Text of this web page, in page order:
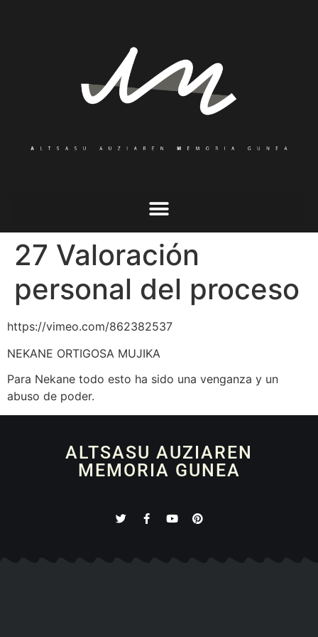
27 Valoración
personal del proceso
https://vimeo.com/862382537
NEKANE ORTIGOSA MUJIKA
Para Nekane todo esto ha sido una venganza y un
abuso de poder.
ALTSASU AUZIAREN
MEMORIA GUNEA